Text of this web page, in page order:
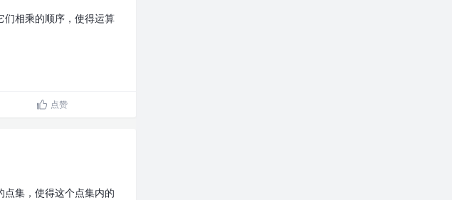
们相乘的顺序，使得运算
点赞
点集，使得这个点集内的